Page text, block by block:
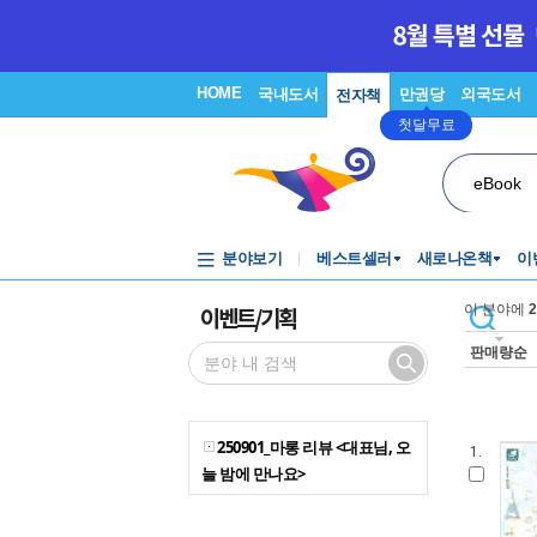
HOME 국내도서 전자책 만권당
첫달무료
외국도서
eBook
분야보기 베스트셀러 새로나온책 이
이벤트/기획
250901_마롱 리뷰 <대표님, 오
늘 밤에 만나요>
이 분야에 2
판매량순
1.